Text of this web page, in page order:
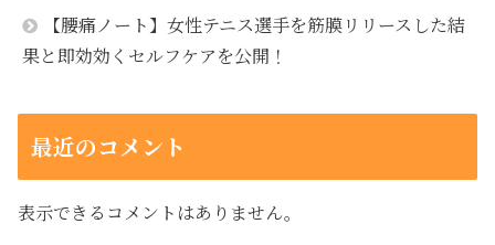
【腰痛ノート】女性テニス選手を筋膜リリースした結
果と即効効くセルフケアを公開！
最近のコメント
表示できるコメントはありません。